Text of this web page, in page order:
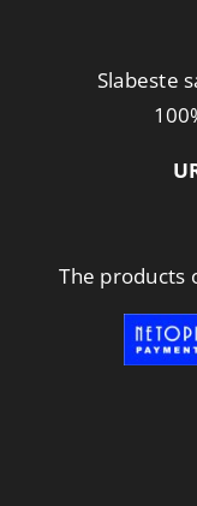
Slabeste
The products